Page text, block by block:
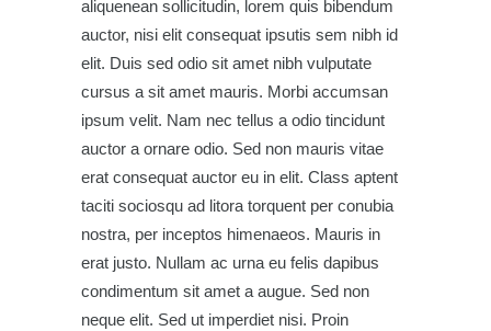
aliquenean sollicitudin, lorem quis bibendum
auctor, nisi elit consequat ipsutis sem nibh id
elit. Duis sed odio sit amet nibh vulputate
cursus a sit amet mauris. Morbi accumsan
ipsum velit. Nam nec tellus a odio tincidunt
auctor a ornare odio. Sed non mauris vitae
erat consequat auctor eu in elit. Class aptent
taciti sociosqu ad litora torquent per conubia
nostra, per inceptos himenaeos. Mauris in
erat justo. Nullam ac urna eu felis dapibus
condimentum sit amet a augue. Sed non
neque elit. Sed ut imperdiet nisi. Proin